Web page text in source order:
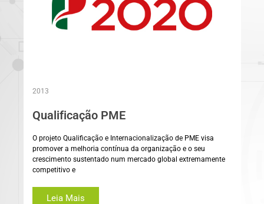
2013
Qualificação PME
O projeto Qualificação e Internacionalização de PME visa
promover a melhoria contínua da organização e o seu
crescimento sustentado num mercado global extremamente
competitivo e
Leia Mais